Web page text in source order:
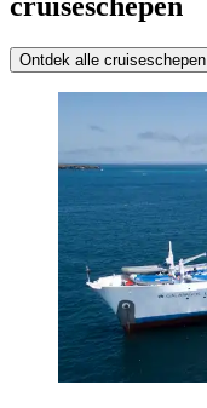
Ontdek alle cruiseschepen